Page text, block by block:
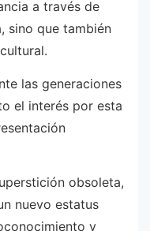
a través de
sino que también
las generaciones
el interés por esta
obsoleta,
nuevo estatus
y